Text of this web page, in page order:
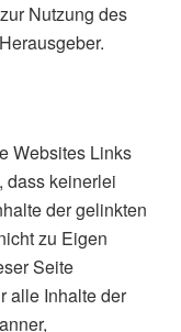
Nutzung des
Websites Links
dass keinerlei
der gelinkten
zu Eigen
Seite
alle Inhalte der